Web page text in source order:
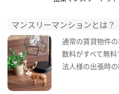
マンスリーマンションとは？
通常の賃貸物件
数料がすべて無料
法人様の出張時